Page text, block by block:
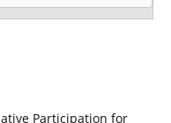
Participation for